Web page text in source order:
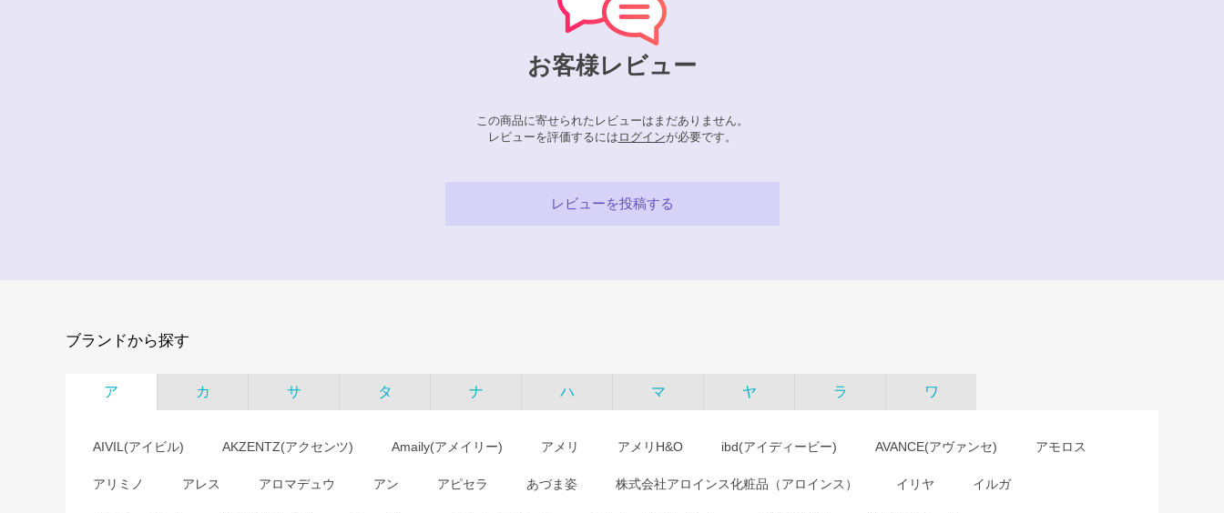
お客様レビュー
この商品に寄せられたレビューはまだありません。
レビューを評価するには ログインが必要です。
レビューを投稿する
ブランドから探す
ア カ サ タ ナ ハ マ ヤ ラ ワ
AIVIL(アイビル) AKZENTZ(アクセンツ) Amaily(アメイリー) アメリ アメリH&O ibd(アイディービー) AVANCE(アヴァンセ) アモロス
アリミノ アレス アロマデュウ アン アピセラ あづま姿 株式会社アロインス化粧品（アロインス） イリヤ イルガ